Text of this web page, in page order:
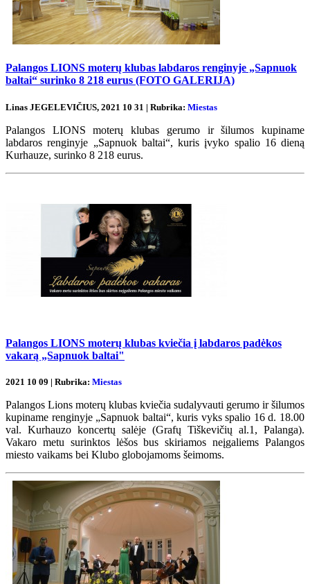
Palangos LIONS moterų klubas labdaros renginyje „Sapnuok
baltai“ surinko 8 218 eurus (FOTO GALERIJA)
Linas JEGELEVIČIUS, 2021 10 31 | Rubrika: Miestas
Palangos LIONS moterų klubas gerumo ir šilumos kupiname
labdaros renginyje „Sapnuok baltai“, kuris įvyko spalio 16 dieną
Kurhauze, surinko 8 218 eurus.
Palangos LIONS moterų klubas kviečia į labdaros padėkos
vakarą „Sapnuok baltai"
2021 10 09 | Rubrika: Miestas
Palangos Lions moterų klubas kviečia sudalyvauti gerumo ir šilumos
kupiname renginyje „Sapnuok baltai“, kuris vyks spalio 16 d. 18.00
val. Kurhauzo koncertų salėje (Grafų Tiškevičių al.1, Palanga).
Vakaro metu surinktos lėšos bus skiriamos neįgaliems Palangos
miesto vaikams bei Klubo globojamoms šeimoms.